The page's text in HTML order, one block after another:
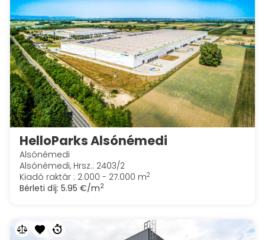
HelloParks Alsónémedi
Alsónémedi
Alsónémedi, Hrsz.: 2403/2
Kiadó raktár : 2.000 - 27.000 m2
Bérleti díj: 5.95 €/m2